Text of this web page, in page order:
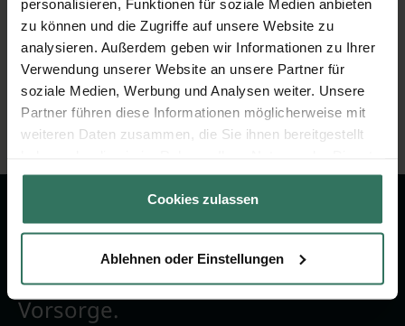
personalisieren, Funktionen für soziale Medien anbieten
zu können und die Zugriffe auf unsere Website zu
analysieren. Außerdem geben wir Informationen zu Ihrer
Verwendung unserer Website an unsere Partner für
soziale Medien, Werbung und Analysen weiter. Unsere
Partner führen diese Informationen möglicherweise mit
weiteren Daten zusammen, die Sie ihnen bereitgestellt
gesammelt haben.
Cookies zulassen
Ablehnen oder Einstellungen
(9 Bewertungen)
Jetzt bewerten
Wir sind Ihr Ansprechpartner rund
um das Thema Bestattung &
Vorsorge.